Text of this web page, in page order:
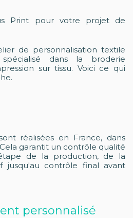
Print pour votre projet de
de personnalisation textile
dans la broderie
sur tissu. Voici ce qui
réalisées en France, dans
garantit un contrôle qualité
de la production, de la
jusqu'au contrôle final avant
personnalisé